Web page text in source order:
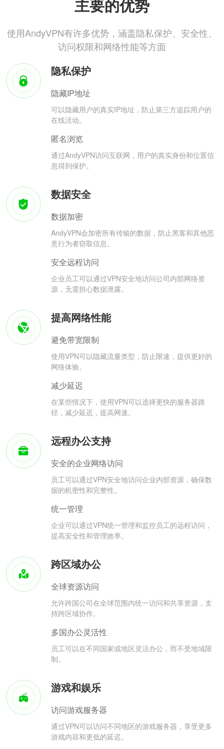
主要的优势
使用AndyVPN有许多优势，涵盖隐私保护、安全性、
访问权限和网络性能等方面
隐私保护
隐藏IP地址
可以隐藏用户的真实IP地址，防止第三方追踪用户的
在线活动。
匿名浏览
通过AndyVPN访问互联网，用户的真实身份和位置信
息得到保护。
数据安全
数据加密
AndyVPN会加密所有传输的数据，防止黑客和其他恶
意行为者窃取信息。
安全远程访问
企业员工可以通过VPN安全地访问公司内部网络资
源，无需担心数据泄露。
提高网络性能
避免带宽限制
使用VPN可以隐藏流量类型，防止限速，提供更好的
网络体验。
减少延迟
在某些情况下，使用VPN可以选择更快的服务器路
径，减少延迟，提高网速。
远程办公支持
安全的企业网络访问
员工可以通过VPN安全地访问企业内部资源，确保数
据的机密性和完整性。
统一管理
企业可以通过VPN统一管理和监控员工的远程访问，
提高安全性和管理效率。
跨区域办公
全球资源访问
允许跨国公司在全球范围内统一访问和共享资源，支
持跨区域协作。
多国办公灵活性
员工可以在不同国家或地区灵活办公，而不受地域限
制。
游戏和娱乐
访问游戏服务器
通过VPN可以访问不同地区的游戏服务器，享受更多
游戏内容和更低的延迟。